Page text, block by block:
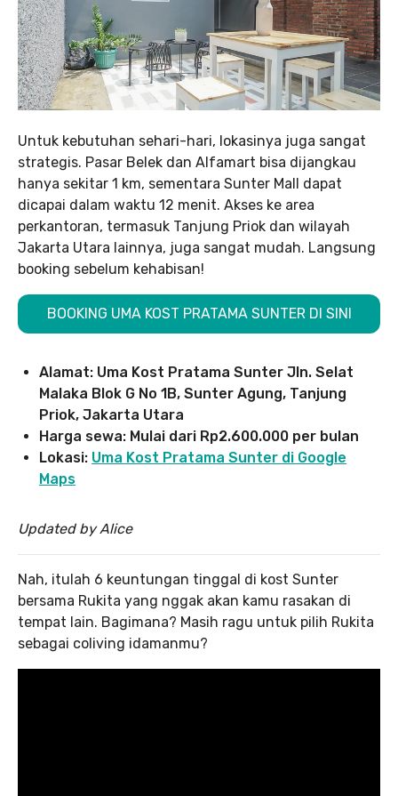
Untuk kebutuhan sehari-hari, lokasinya juga sangat
strategis. Pasar Belek dan Alfamart bisa dijangkau
hanya sekitar 1 km, sementara Sunter Mall dapat
dicapai dalam waktu 12 menit. Akses ke area
perkantoran, termasuk Tanjung Priok dan wilayah
Jakarta Utara lainnya, juga sangat mudah. Langsung
booking sebelum kehabisan!
BOOKING UMA KOST PRATAMA SUNTER DI SINI
Alamat: Uma Kost Pratama Sunter Jln. Selat
Malaka Blok G No 1B, Sunter Agung, Tanjung
Priok, Jakarta Utara
Harga sewa: Mulai dari Rp2.600.000 per bulan
Lokasi: Uma Kost Pratama Sunter di Google
Maps
Updated by Alice
Nah, itulah 6 keuntungan tinggal di kost Sunter
bersama Rukita yang nggak akan kamu rasakan di
tempat lain. Bagimana? Masih ragu untuk pilih Rukita
sebagai coliving idamanmu?